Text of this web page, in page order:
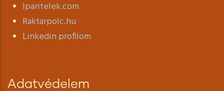
Iparitelek.com
Raktarpolc.hu
Linkedin profilom
Adatvédelem